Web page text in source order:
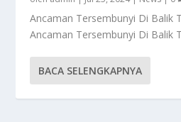
Ancaman Tersembunyi Di Balik
Ancaman Tersembunyi Di Balik
BACA SELENGKAPNYA